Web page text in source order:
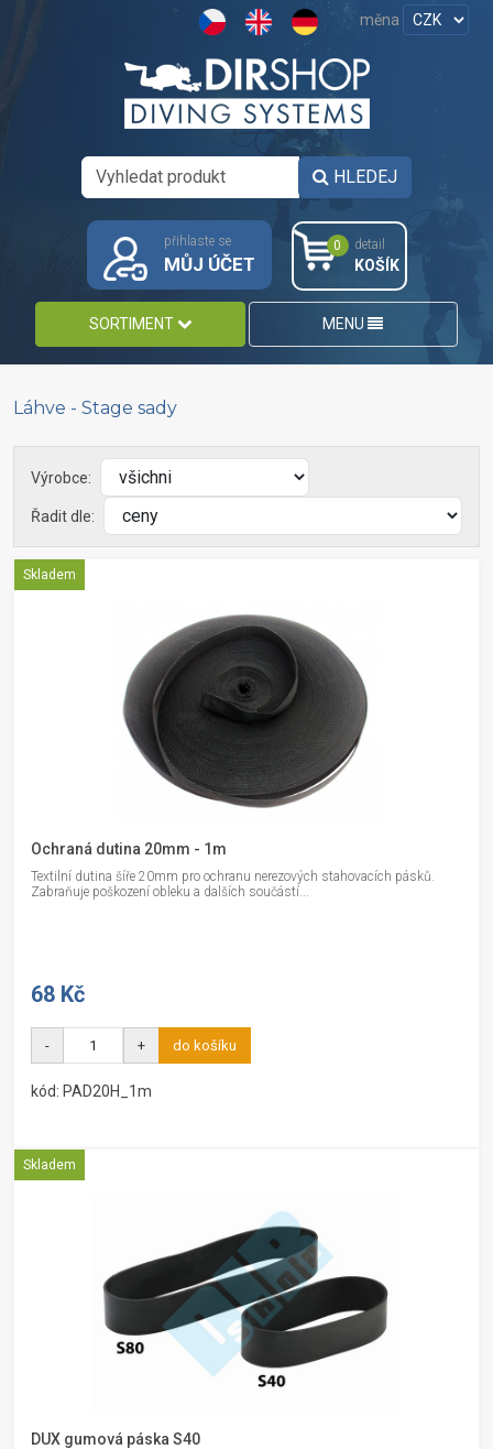
měna
HLEDEJ
přihlaste se
MŮJ ÚČET
0 detail
KOŠÍK
SORTIMENT MENU
Láhve - Stage sady
Výrobce:
Řadit dle:
Skladem
Ochraná dutina 20mm - 1m
Textilní dutina šíře 20mm pro ochranu nerezových stahovacích pásků.
Zabraňuje poškození obleku a dalších součástí...
68 Kč
- + do košíku
kód: PAD20H_1m
Skladem
DUX gumová páska S40